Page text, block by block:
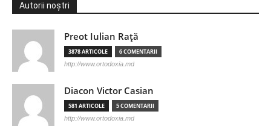
Autorii noștri
Preot Iulian Raţă
3878 ARTICOLE 6 COMENTARII
http://www.ortodoxia.md
Diacon Victor Casian
581 ARTICOLE 5 COMENTARII
http://www.ortodoxia.md